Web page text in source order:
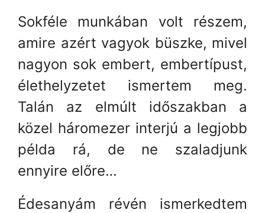
Sokféle munkában volt részem,
amire azért vagyok büszke, mivel
nagyon sok embert, embertípust,
élethelyzetet ismertem meg.
Talán az elmúlt időszakban a
közel háromezer interjú a legjobb
példa rá, de ne szaladjunk
ennyire előre…
Édesanyám révén ismerkedtem